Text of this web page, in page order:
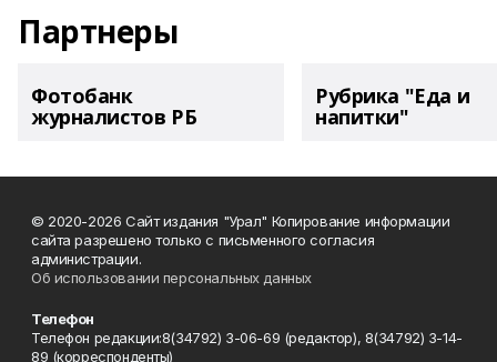
Партнеры
Фотобанк
журналистов РБ
Рубрика "Еда и
напитки"
© 2020-2026 Сайт издания "Урал" Копирование информации
сайта разрешено только с письменного согласия
администрации.
Об использовании персональных данных
Телефон
Телефон редакции:8(34792) 3-06-69 (редактор), 8(34792) 3-14-
89 (корреспонденты)